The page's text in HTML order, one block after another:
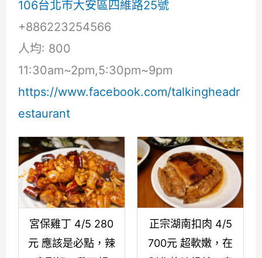
106台北市大安區四維路25號
+886223254566
人均: 800
11:30am~2pm,5:30pm~9pm
https://www.facebook.com/talkingheadr
estaurant
宮保雞丁 4/5 280
元 應該是必點，辣
正宗湖南扣肉 4/5
700元 超軟嫩，在